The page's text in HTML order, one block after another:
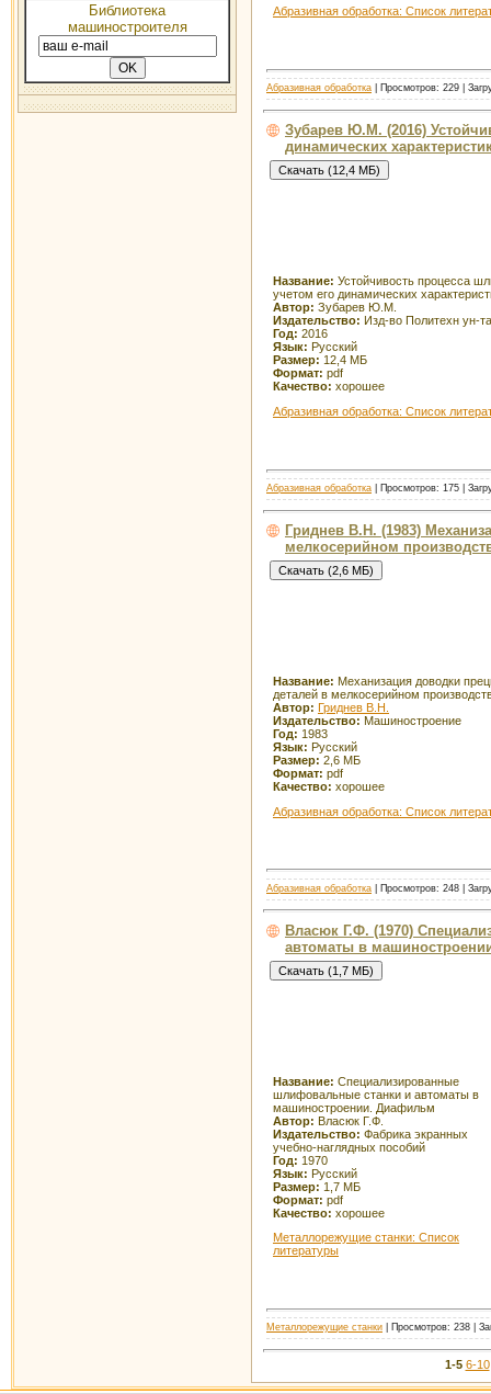
Библиотека
машиностроителя
Абразивная обработка: Список
Абразивная обработка | Просмотров: 229 |
Зубарев Ю.М. (2016)
динамических
Название: Устойчивость процесса
учетом его динамических
Автор: Зубарев Ю.М.
Издательство: Изд-во Политехн ун-та
Год: 2016
Язык: Русский
Размер: 12,4 МБ
Формат: pdf
Качество: хорошее
Абразивная обработка: Список
Абразивная обработка | Просмотров: 175 |
Гриднев В.Н. (1983)
мелкосерийном
Название: Механизация доводки
деталей в мелкосерийном
Автор: Гриднев В.Н.
Издательство: Машиностроение
Год: 1983
Язык: Русский
Размер: 2,6 МБ
Формат: pdf
Качество: хорошее
Абразивная обработка: Список
Абразивная обработка | Просмотров: 248 |
Власюк Г.Ф. (1970)
автоматы в
Название: Специализированные
шлифовальные станки и автоматы в
машиностроении. Диафильм
Автор: Власюк Г.Ф.
Издательство: Фабрика экранных
учебно-наглядных пособий
Год: 1970
Язык: Русский
Размер: 1,7 МБ
Формат: pdf
Качество: хорошее
Металлорежущие станки: Список
литературы
Металлорежущие станки | Просмотров: 238 |
1-5 6-10